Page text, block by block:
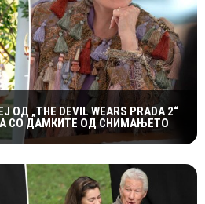
„THE DEVIL WEARS PRADA 2“
СО ДАМКИТЕ ОД СНИМАЊЕТО